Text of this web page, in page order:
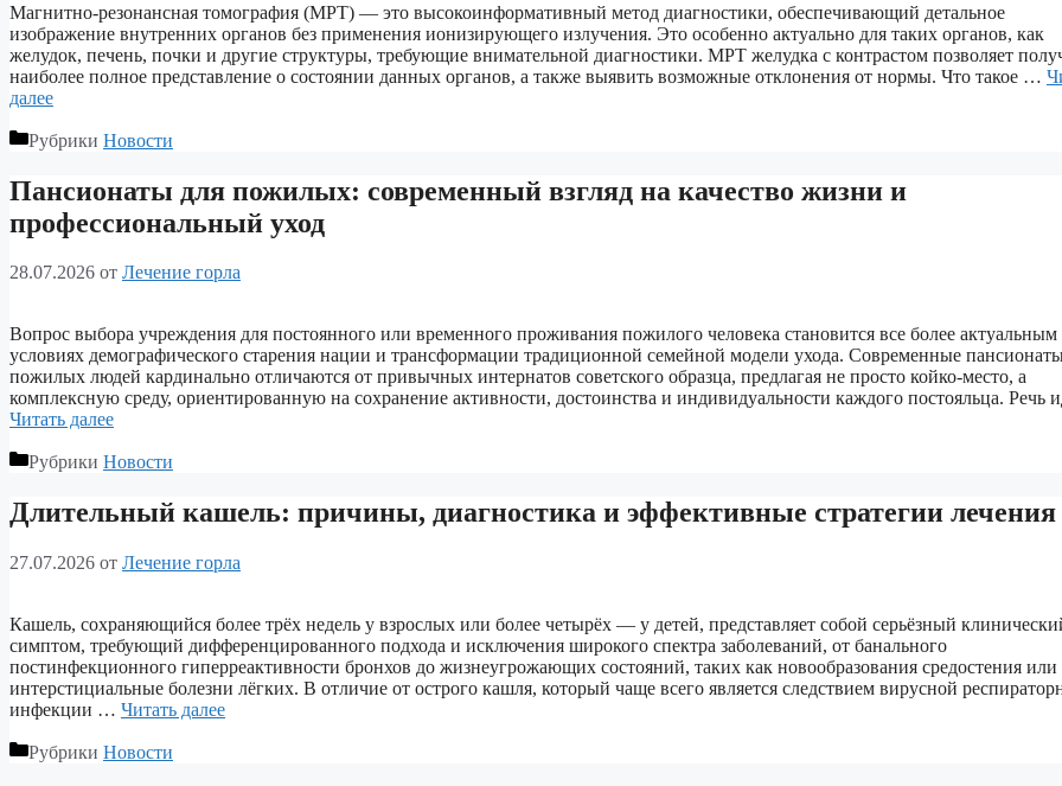
Магнитно-резонансная томография (МРТ) — это высокоинформативный метод диагностики, обеспечивающий детальное
изображение внутренних органов без применения ионизирующего излучения. Это особенно актуально для таких органов, как
желудок, печень, почки и другие структуры, требующие внимательной диагностики. МРТ желудка с контрастом позволяет
наиболее полное представление о состоянии данных органов, а также выявить возможные отклонения от нормы. Что такое …
далее
Рубрики Новости
Пансионаты для пожилых: современный взгляд на качество жизни и
профессиональный уход
28.07.2026 от Лечение горла
Вопрос выбора учреждения для постоянного или временного проживания пожилого человека становится все более актуальным
условиях демографического старения нации и трансформации традиционной семейной модели ухода. Современные
пожилых людей кардинально отличаются от привычных интернатов советского образца, предлагая не просто койко-место, а
комплексную среду, ориентированную на сохранение активности, достоинства и индивидуальности каждого постояльца. Речь
Читать далее
Рубрики Новости
Длительный кашель: причины, диагностика и эффективные стратегии лечения
27.07.2026 от Лечение горла
Кашель, сохраняющийся более трёх недель у взрослых или более четырёх — у детей, представляет собой серьёзный
симптом, требующий дифференцированного подхода и исключения широкого спектра заболеваний, от банального
постинфекционного гиперреактивности бронхов до жизнеугрожающих состояний, таких как новообразования средостения или
интерстициальные болезни лёгких. В отличие от острого кашля, который чаще всего является следствием вирусной
инфекции … Читать далее
Рубрики Новости